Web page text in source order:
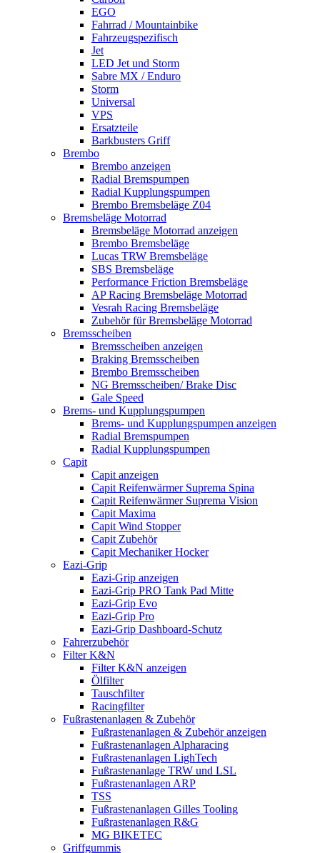
EGO
Fahrrad / Mountainbike
Fahrzeugspezifisch
Jet
LED Jet und Storm
Sabre MX / Enduro
Storm
Universal
VPS
Ersatzteile
Barkbusters Griff
Brembo
Brembo anzeigen
Radial Bremspumpen
Radial Kupplungspumpen
Brembo Bremsbeläge Z04
Bremsbeläge Motorrad
Bremsbeläge Motorrad anzeigen
Brembo Bremsbeläge
Lucas TRW Bremsbeläge
SBS Bremsbeläge
Performance Friction Bremsbeläge
AP Racing Bremsbeläge Motorrad
Vesrah Racing Bremsbeläge
Zubehör für Bremsbeläge Motorrad
Bremsscheiben
Bremsscheiben anzeigen
Braking Bremsscheiben
Brembo Bremsscheiben
NG Bremsscheiben/ Brake Disc
Gale Speed
Brems- und Kupplungspumpen
Brems- und Kupplungspumpen anzeigen
Radial Bremspumpen
Radial Kupplungspumpen
Capit
Capit anzeigen
Capit Reifenwärmer Suprema Spina
Capit Reifenwärmer Suprema Vision
Capit Maxima
Capit Wind Stopper
Capit Zubehör
Capit Mechaniker Hocker
Eazi-Grip
Eazi-Grip anzeigen
Eazi-Grip PRO Tank Pad Mitte
Eazi-Grip Evo
Eazi-Grip Pro
Eazi-Grip Dashboard-Schutz
Fahrerzubehör
Filter K&N
Filter K&N anzeigen
Ölfilter
Tauschfilter
Racingfilter
Fußrastenanlagen & Zubehör
Fußrastenanlagen & Zubehör anzeigen
Fußrastenanlagen Alpharacing
Fußrastenanlagen LighTech
Fußrastenanlage TRW und LSL
Fußrastenanlagen ARP
TSS
Fußrastenanlagen Gilles Tooling
Fußrastenanlagen R&G
MG BIKETEC
Griffgummis